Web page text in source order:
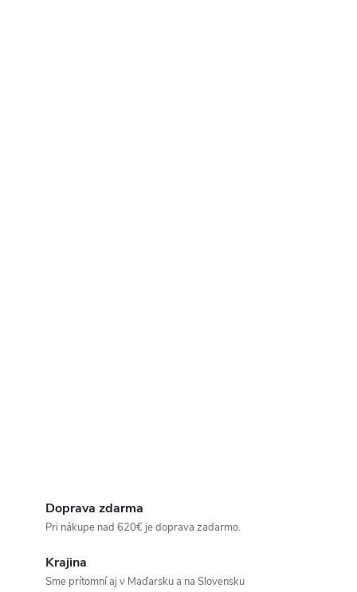
Doprava zdarma
Pri nákupe nad 620€ je doprava zadarmo.
Krajina
Sme prítomní aj v Maďarsku a na Slovensku